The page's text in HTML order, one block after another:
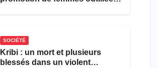
SOCIÉTÉ
Kribi : un mort et plusieurs
blessés dans un violent